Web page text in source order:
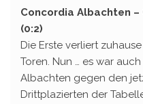
Concordia Albachten
(0:2)
Die Erste verliert
Toren. Nun … es war
Albachten gegen den
Drittplazierten der